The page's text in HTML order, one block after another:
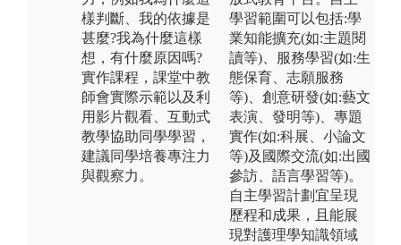
樣判斷、我的依據是
甚麼?我為什麼這樣
想，有什麼原因嗎?
實作課程，課堂中教
師會實際示範以及利
用影片觀看、互動式
教學協助同學學習，
建議同學培養專注力
與觀察力。
學習範圍可以包括:學
業知能擴充(如:主題閱
讀等)、服務學習(如:生
態保育、志願服務
等)、創意研發(如:藝文
表演、發明等)、專題
實作(如:科展、小論文
等)及國際交流(如:出國
參訪、語言學習等)。
自主學習計劃宜呈現
歷程和成果，且能展
現對護理學知識領域